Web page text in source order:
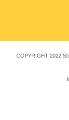
COPYRIGHT 2022